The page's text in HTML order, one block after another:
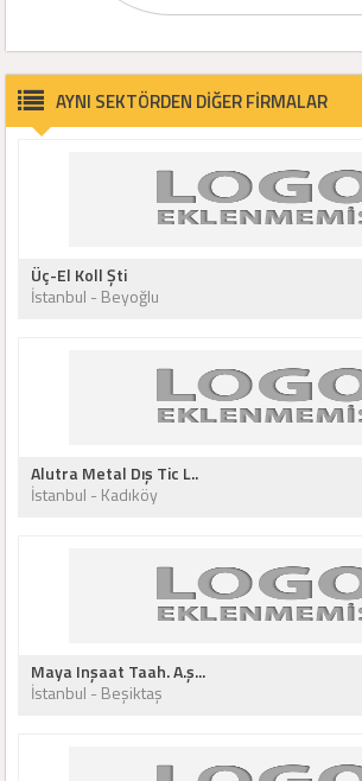
AYNI SEKTÖRDEN DİĞER FİRMALAR
Üç-El Koll Şti
İstanbul - Beyoğlu
Alutra Metal Dış Tic L..
İstanbul - Kadıköy
Maya Inşaat Taah. A.ş...
İstanbul - Beşiktaş